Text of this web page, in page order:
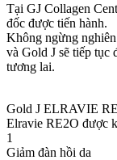
Tại GJ Collagen
đốc được tiến hành.
Không ngừng
và Gold J sẽ tiếp tục
tương lai.
Gold J ELRAVIE
Elravie RE2O được
1
Giảm đàn hồi da